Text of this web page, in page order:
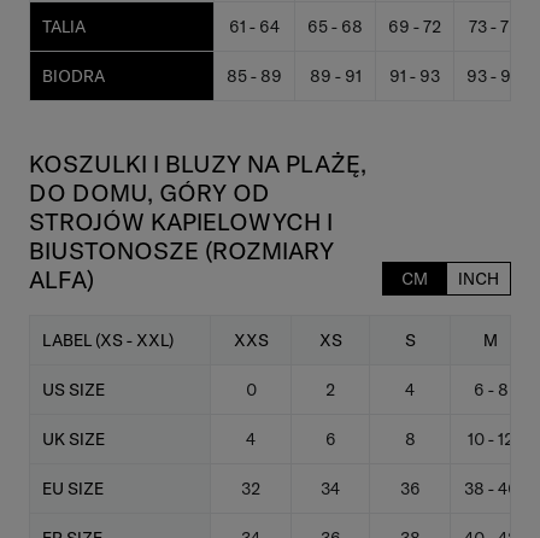
TALIA 61 - 64 65 - 68 69 - 72 73 - 76
BIODRA 85 - 89 89 - 91 91 - 93 93 - 95
KOSZULKI I BLUZY NA PLAŻĘ,
DO DOMU, GÓRY OD
STROJÓW KAPIELOWYCH I
BIUSTONOSZE (ROZMIARY
ALFA)
CM INCH
LABEL (XS - XXL) XXS XS S M
US SIZE 0 2 4 6 - 8
UK SIZE 4 6 8 10 - 12
EU SIZE 32 34 36 38 - 40